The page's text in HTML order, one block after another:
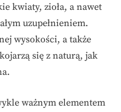
kwiaty, zioła, a nawet
uzupełnieniem.
wysokości, a także
się z naturą, jak
ważnym elementem